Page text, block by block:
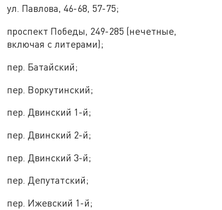
ул. Павлова, 46-68, 57-75;
проспект Победы, 249-285 (нечетные,
включая с литерами);
пер. Батайский;
пер. Воркутинский;
пер. Двинский 1-й;
пер. Двинский 2-й;
пер. Двинский 3-й;
пер. Депутатский;
пер. Ижевский 1-й;